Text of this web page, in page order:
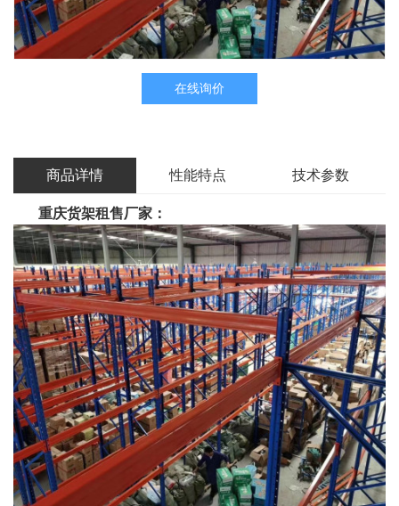
在线询价
商品详情 性能特点 技术参数
重庆货架租售厂家：